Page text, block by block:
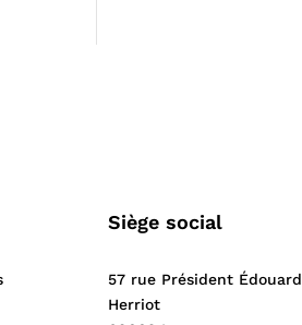
Siège social
57 rue Président Édouard
Herriot